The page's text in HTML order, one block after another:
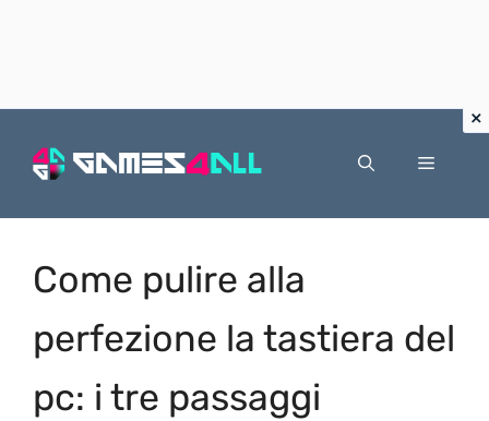
Menu
Come pulire alla
perfezione la tastiera del
pc: i tre passaggi